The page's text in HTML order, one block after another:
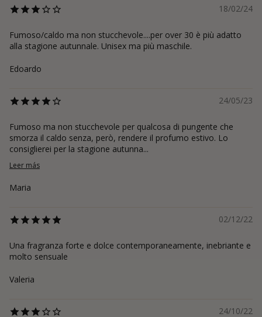
18/02/24
Fumoso/caldo ma non stucchevole....per over 30 è più adatto
alla stagione autunnale. Unisex ma più maschile.
Edoardo
24/05/23
Fumoso ma non stucchevole per qualcosa di pungente che
smorza il caldo senza, però, rendere il profumo estivo. Lo
consiglierei per la stagione autunna...
Leer más
Maria
02/12/22
Una fragranza forte e dolce contemporaneamente, inebriante e
molto sensuale
Valeria
24/10/22